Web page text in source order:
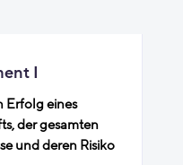
I
Erfolg eines
der gesamten
und deren Risiko